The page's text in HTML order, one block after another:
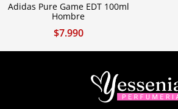
Adidas Pure Game EDT 100ml
Hombre
$7.990